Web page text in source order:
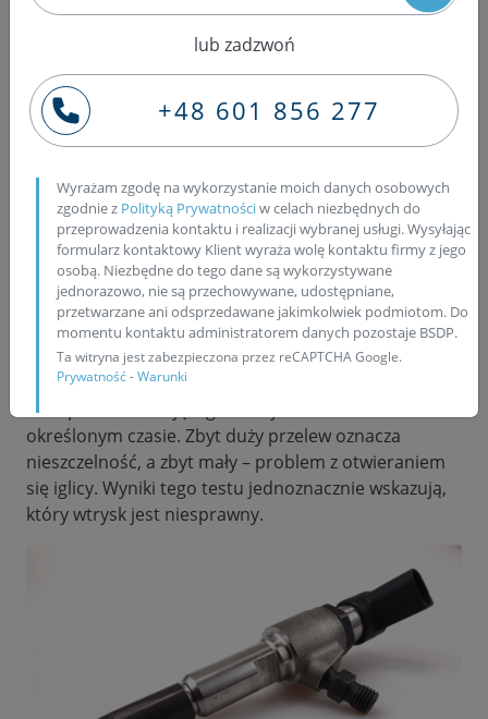
od około -2,0 do +2,0 mg/skok uznaje się za
prawidłowe, choć dokładne normy podaje
producent. Jeśli wartości przekraczają dopuszczalne
zakresy, oznacza to, że wtryskiwacz nie pracuje
właściwie i wymaga regeneracji. Kierowcy
zastanawiają się także,Jakie są prawidłowe korekty
wtryskiwaczy?
paliwa zaprogramowaną przez sterownik a tą
rzeczywiście podawaną przez wtrysk. Niewielkie
odchylenia są normalne, ale duże różnice oznaczają,
że wtrysk podaje za dużo lub za mało paliwa, co
przekłada się na nierówną pracę silnika, dymienie i
spadek mocy. Równie ważnym badaniem jest test
przelewowy. Wiele osób pyta:Co mówi test
przelewowy wtryskiwaczy?
ilość paliwa wracającego z wtrysku do zbiornika w
określonym czasie. Zbyt duży przelew oznacza
nieszczelność, a zbyt mały – problem z otwieraniem
się iglicy. Wyniki tego testu jednoznacznie wskazują,
który wtrysk jest niesprawny.
lub zadzwoń
+48 601 856 277
Wyrażam zgodę na wykorzystanie moich danych osobowych
zgodnie z Polityką Prywatnościw celach niezbędnych do
przeprowadzenia kontaktu i realizacji wybranej usługi. Wysyłając
formularz kontaktowy Klient wyraża wolę kontaktu firmy z jego
osobą. Niezbędne do tego dane są wykorzystywane
jednorazowo, nie są przechowywane, udostępniane,
przetwarzane ani odsprzedawane jakimkolwiek podmiotom. Do
momentu kontaktu administratorem danych pozostaje BSDP.
Ta witryna jest zabezpieczona przez reCAPTCHA Google.
Prywatność-Warunki